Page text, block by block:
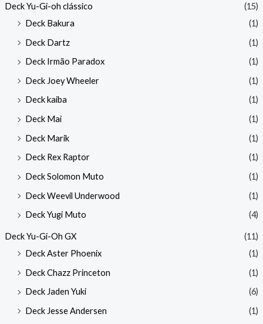
Deck Yu-Gi-oh clássico
(15)
Deck Bakura
(1)
Deck Dartz
(1)
Deck Irmão Paradox
(1)
Deck Joey Wheeler
(1)
Deck kaiba
(1)
Deck Mai
(1)
Deck Marik
(1)
Deck Rex Raptor
(1)
Deck Solomon Muto
(1)
Deck Weevil Underwood
(1)
Deck Yugi Muto
(4)
Deck Yu-Gi-Oh GX
(11)
Deck Aster Phoenix
(1)
Deck Chazz Princeton
(1)
Deck Jaden Yuki
(6)
Deck Jesse Andersen
(1)